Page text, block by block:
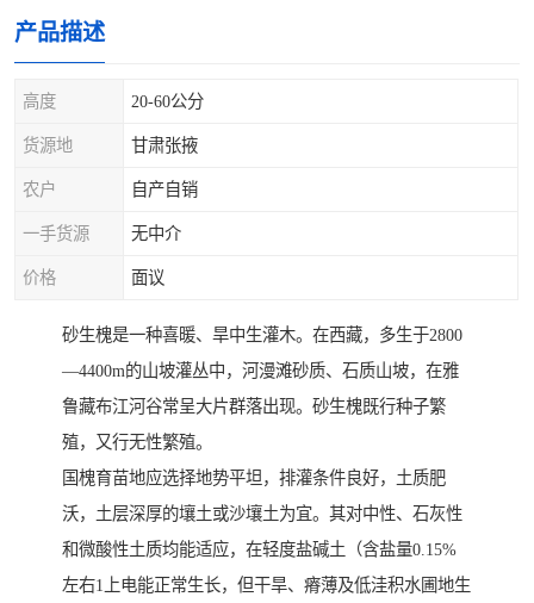
产品描述
高度 20-60公分
货源地 甘肃张掖
农户 自产自销
一手货源 无中介
价格 面议
砂生槐是一种喜暖、旱中生灌木。在西藏，多生于2800
—4400m的山坡灌丛中，河漫滩砂质、石质山坡，在雅
鲁藏布江河谷常呈大片群落出现。砂生槐既行种子繁
殖，又行无性繁殖。
国槐育苗地应选择地势平坦，排灌条件良好，土质肥
沃，土层深厚的壤土或沙壤土为宜。其对中性、石灰性
和微酸性土质均能适应，在轻度盐碱土（含盐量0.15%
左右1上电能正常生长，但干旱、瘠薄及低洼积水圃地生